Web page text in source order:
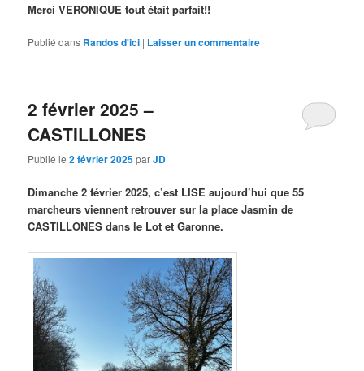
Merci VERONIQUE tout était parfait!!
Publié dans Randos d'ici | Laisser un commentaire
2 février 2025 –
CASTILLONES
Publié le2 février 2025parJD
Dimanche 2 février 2025, c’est LISE aujourd’hui que 55
marcheurs viennent retrouver sur la place Jasmin de
CASTILLONES dans le Lot et Garonne.